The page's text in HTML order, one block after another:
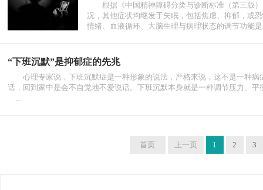
根据《中国精神障碍分类与诊断标准（第三版）
况，其他症状均继发于失眠，包括焦虑、抑郁，或
情绪、血液循环、大脑生理与病理状态的调节功能
“下班沉默”是抑郁症的先兆
心理专家说，下班沉默症是一种形象的说法，严格来说，这不是一种病
话，回到家中是会不自觉地不爱说话。下班沉默本身就是一种调节压力、
...
首页 上一页 1 2 3